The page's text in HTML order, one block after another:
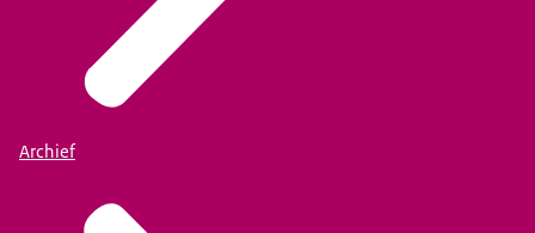
Archief